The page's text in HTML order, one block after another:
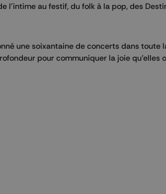
l'intime au festif, du folk à la pop, des
une soixantaine de concerts dans toute
pour communiquer la joie qu’elles